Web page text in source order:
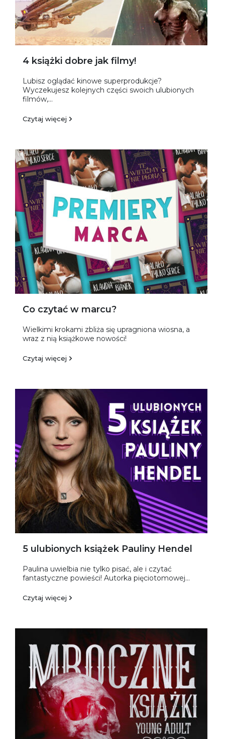
4 książki dobre jak filmy!
Lubisz oglądać kinowe superprodukcje?
Wyczekujesz kolejnych części swoich ulubionych
filmów,...
Czytaj więcej
Co czytać w marcu?
Wielkimi krokami zbliża się upragniona wiosna, a
wraz z nią książkowe nowości!
Czytaj więcej
5 ulubionych książek Pauliny Hendel
Paulina uwielbia nie tylko pisać, ale i czytać
fantastyczne powieści! Autorka pięciotomowej...
Czytaj więcej